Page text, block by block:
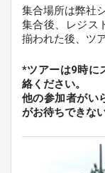
集合場所は弊社
集合後、レジス
揃われた後、ツ
*ツアーは9時に
絡ください。
他の参加者がい
がお待ちできな